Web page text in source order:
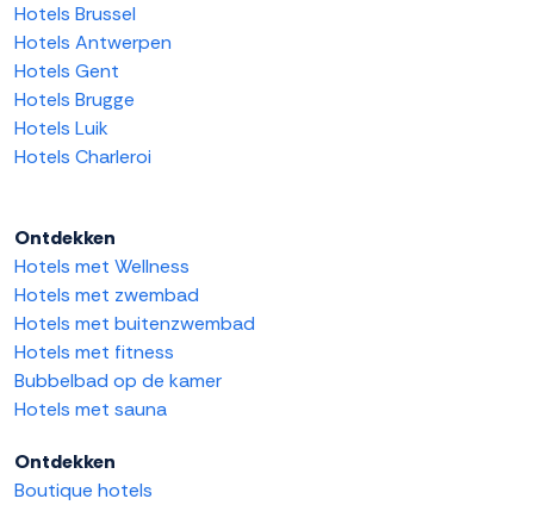
Hotels Brussel
Hotels Antwerpen
Hotels Gent
Hotels Brugge
Hotels Luik
Hotels Charleroi
Ontdekken
Hotels met Wellness
Hotels met zwembad
Hotels met buitenzwembad
Hotels met fitness
Bubbelbad op de kamer
Hotels met sauna
Ontdekken
Boutique hotels